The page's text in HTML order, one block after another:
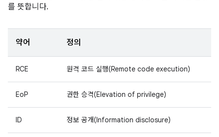
를 뜻합니다.
약어 정의
RCE 원격 코드 실행(Remote code execution)
EoP 권한 승격(Elevation of privilege)
ID 정보 공개(Information disclosure)